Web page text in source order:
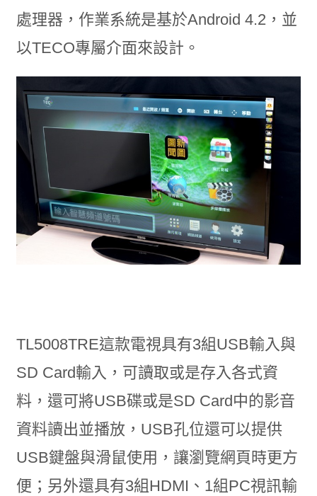
處理器，作業系統是基於Android 4.2，並
以TECO專屬介面來設計。
TL5008TRE這款電視具有3組USB輸入與
SD Card輸入，可讀取或是存入各式資
料，還可將USB碟或是SD Card中的影音
資料讀出並播放，USB孔位還可以提供
USB鍵盤與滑鼠使用，讓瀏覽網頁時更方
便；另外還具有3組HDMI、1組PC視訊輸